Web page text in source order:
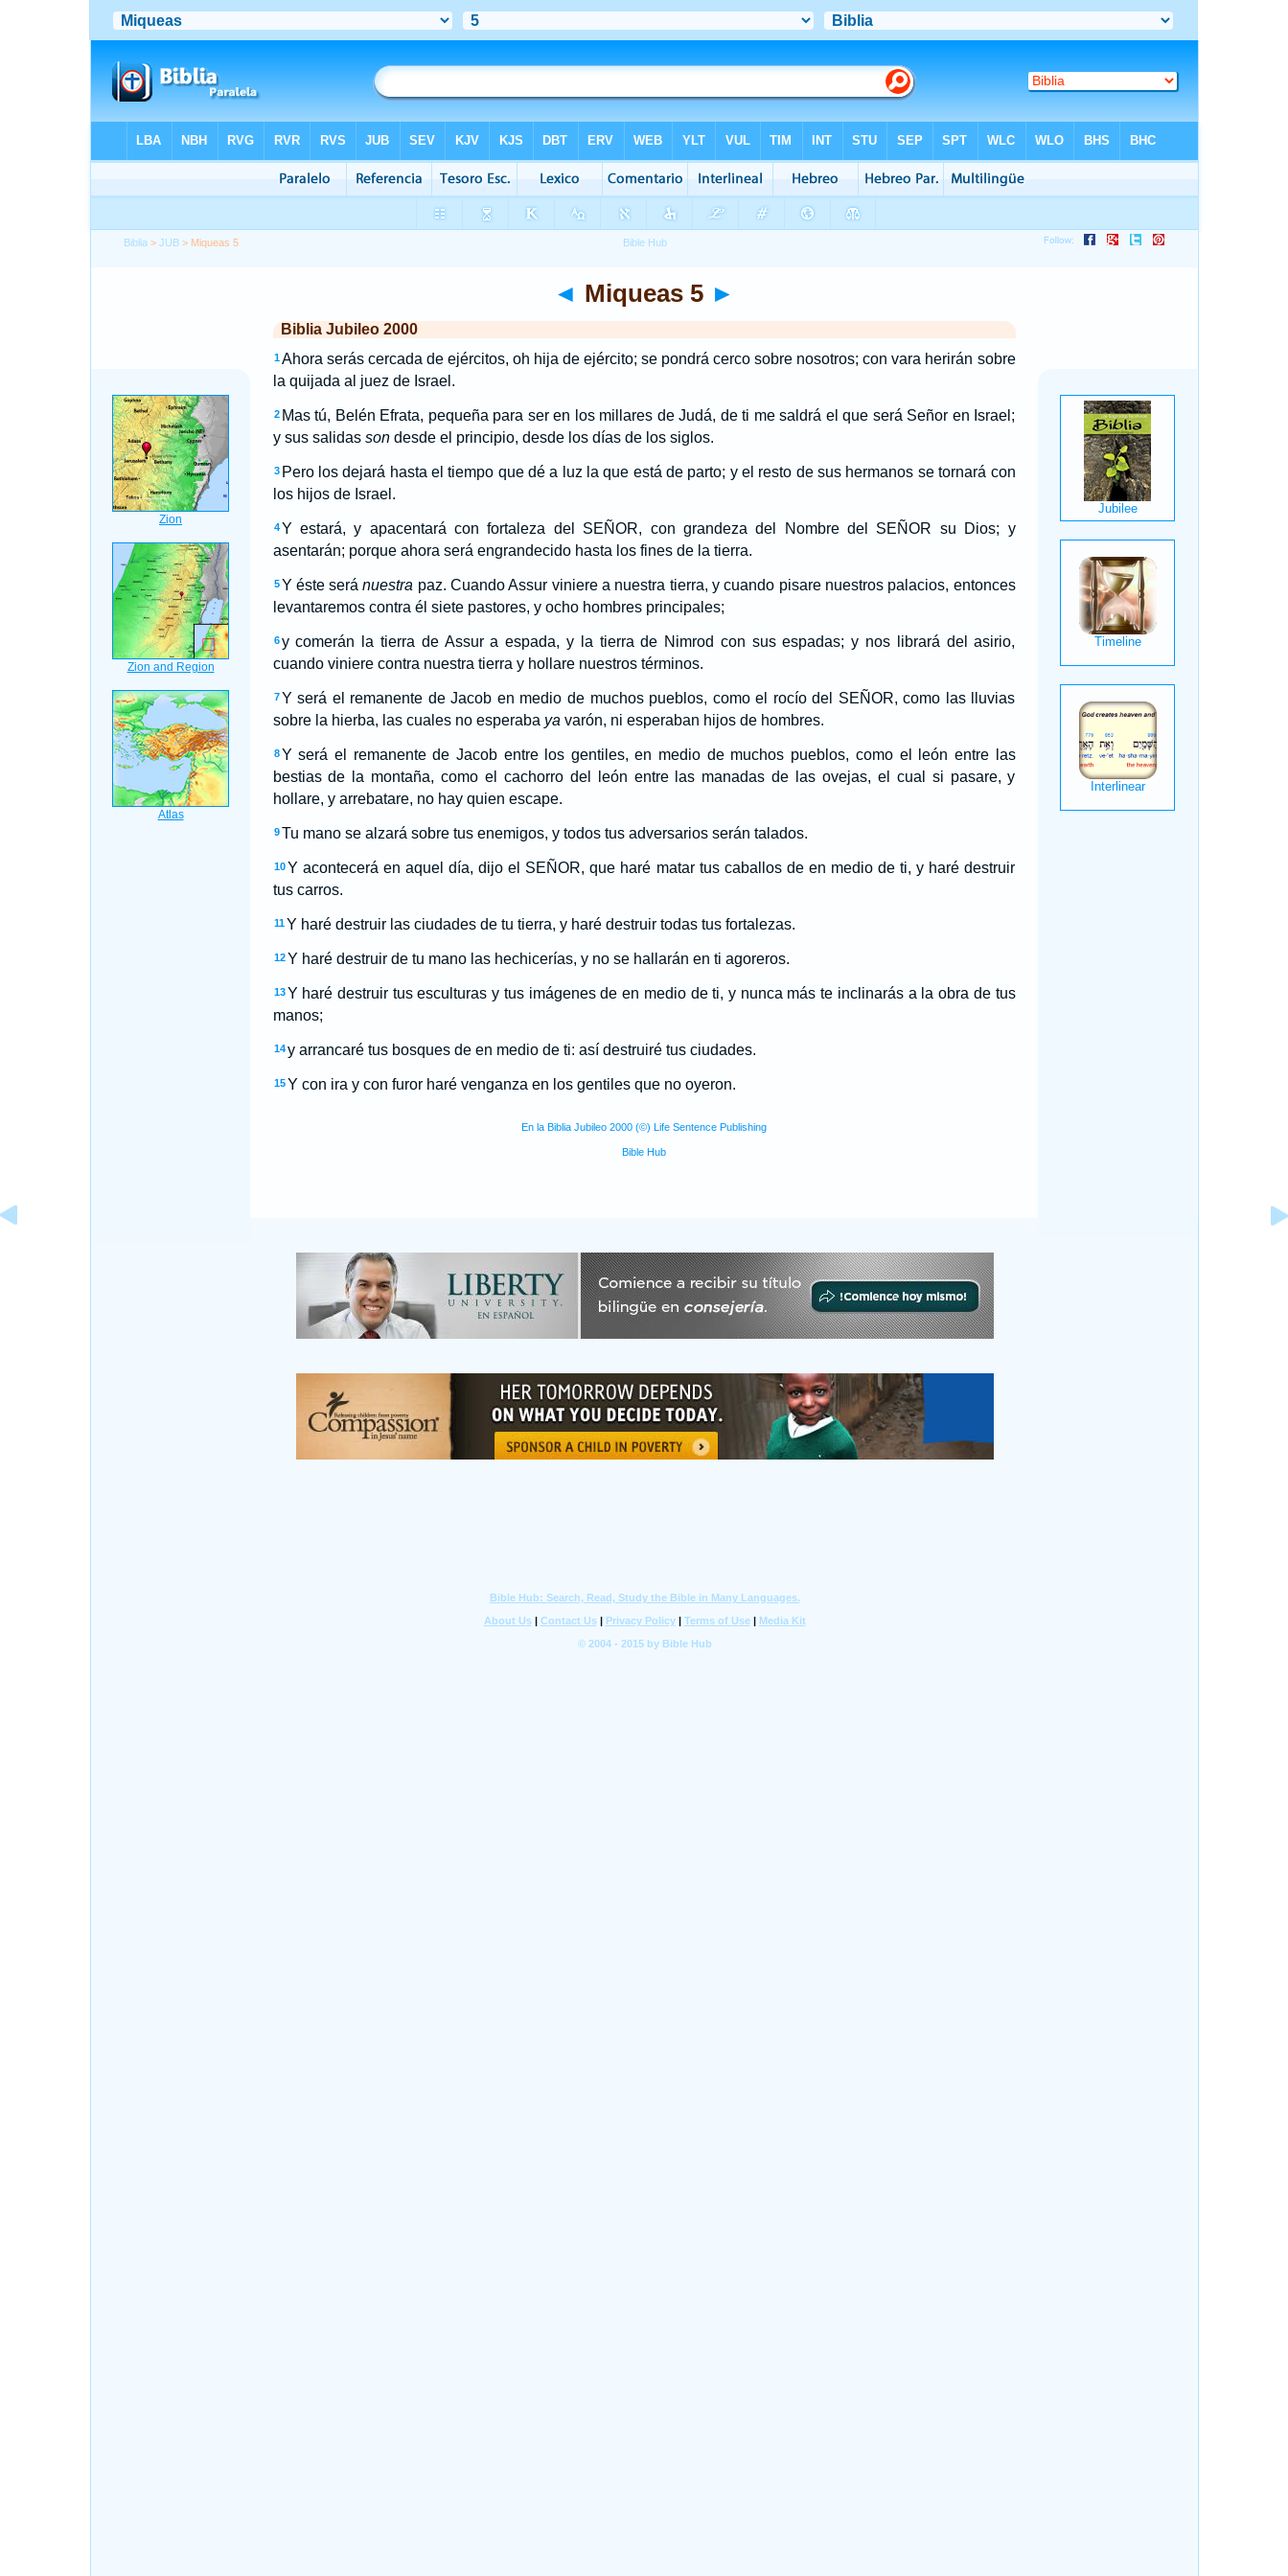
Biblia >JUB > Miqueas 5
◄ Miqueas 5 ►
Biblia Jubileo 2000
1 Ahora serás cercada de ejércitos, oh hija de ejército; se pondrá cerco sobre nosotros; con vara herirán sobre
la quijada al juez de Israel.
2 Mas tú, Belén Efrata, pequeña para ser en los millares de Judá, de ti me saldrá el que será Señor en Israel;
y sus salidas sondesde el principio, desde los días de los siglos.
3 Pero los dejará hasta el tiempo que dé a luz la que está de parto; y el resto de sus hermanos se tornará con
los hijos de Israel.
4 Y estará, y apacentará con fortaleza del SEÑOR, con grandeza del Nombre del SEÑOR su Dios; y
asentarán; porque ahora será engrandecido hasta los fines de la tierra.
5 Y éste seránuestra paz. Cuando Assur viniere a nuestra tierra, y cuando pisare nuestros palacios, entonces
levantaremos contra él siete pastores, y ocho hombres principales;
6 y comerán la tierra de Assur a espada, y la tierra de Nimrod con sus espadas; y nos librará del asirio,
cuando viniere contra nuestra tierra y hollare nuestros términos.
7 Y será el remanente de Jacob en medio de muchos pueblos, como el rocío del SEÑOR, como las lluvias
sobre la hierba, las cuales no esperaba ya varón, ni esperaban hijos de hombres.
8 Y será el remanente de Jacob entre los gentiles, en medio de muchos pueblos, como el león entre las
bestias de la montaña, como el cachorro del león entre las manadas de las ovejas, el cual si pasare, y
hollare, y arrebatare, no hay quien escape.
9 Tu mano se alzará sobre tus enemigos, y todos tus adversarios serán talados.
10 Y acontecerá en aquel día, dijo el SEÑOR, que haré matar tus caballos de en medio de ti, y haré destruir
tus carros.
11 Y haré destruir las ciudades de tu tierra, y haré destruir todas tus fortalezas.
12 Y haré destruir de tu mano las hechicerías, y no se hallarán en ti agoreros.
13 Y haré destruir tus esculturas y tus imágenes de en medio de ti, y nunca más te inclinarás a la obra de tus
manos;
14 y arrancaré tus bosques de en medio de ti: así destruiré tus ciudades.
15 Y con ira y con furor haré venganza en los gentiles que no oyeron.
En la Biblia Jubileo 2000 (©) Life Sentence Publishing
Bible Hub